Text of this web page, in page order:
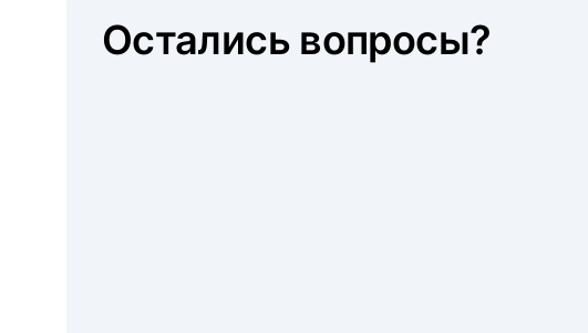
Остались вопросы?